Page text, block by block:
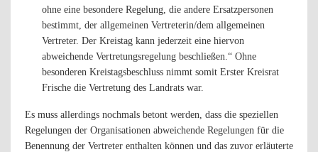
ohne eine besondere Regelung, die andere Ersatzpersonen
bestimmt, der allgemeinen Vertreterin/dem allgemeinen
Vertreter. Der Kreistag kann jederzeit eine hiervon
abweichende Vertretungsregelung beschließen.“ Ohne
besonderen Kreistagsbeschluss nimmt somit Erster Kreisrat
Frische die Vertretung des Landrats war.
Es muss allerdings nochmals betont werden, dass die speziellen
Regelungen der Organisationen abweichende Regelungen für die
Benennung der Vertreter enthalten können und das zuvor erläuterte